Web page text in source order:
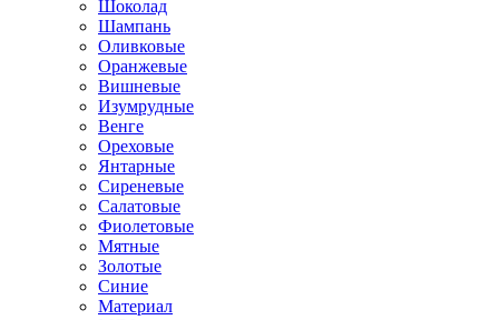
Шоколад
Шампань
Оливковые
Оранжевые
Вишневые
Изумрудные
Венге
Ореховые
Янтарные
Сиреневые
Салатовые
Фиолетовые
Мятные
Золотые
Синие
Материал